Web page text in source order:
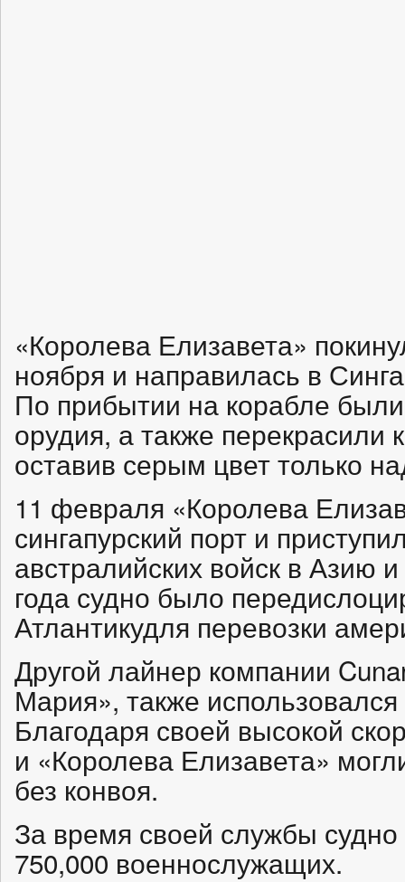
«Королева Елизавета»
ноября и направилась в
По прибытии на корабле
орудия, а также перекрасили
оставив серым цвет только
11 февраля «Королева
сингапурский порт и
австралийских войск в Азию
года судно было
Атлантикудля перевозки
Другой лайнер компании
Мария», также
Благодаря своей высокой
и «Королева Елизавета»
без конвоя.
За время своей службы
750,000 военнослужащих.